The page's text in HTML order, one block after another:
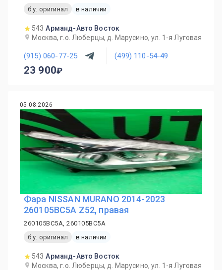
б.у. оригинал
в наличии
543 Арманд-Авто Восток
Москва, г.о. Люберцы, д. Марусино, ул. 1-я Луговая
(915) 060-77-25 (499) 110-54-49
23 900
05.08.2026
Фара NISSAN MURANO 2014-2023
260105BC5A Z52, правая
260105BC5A, 260105BC5A
б.у. оригинал
в наличии
543 Арманд-Авто Восток
Москва, г.о. Люберцы, д. Марусино, ул. 1-я Луговая